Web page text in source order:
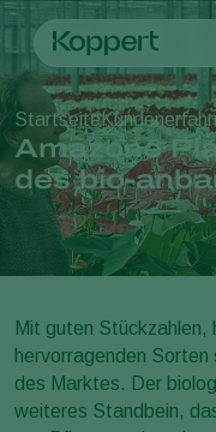
Produkte
Produkte
Krankheitsbekämpfung
Bestäubung
Pflanzenhilfsmittel
Ausbringtechnik
Kulturpflanzen
Gemüse (geschützter
Zierpflanzen
Freilandgemüse
Landwirtschaftliche
Schädlinge
Schädlinge und
Pflanzenschädlinge
Pflanzenkrankheiten
Über Koppert
Über Koppert
Über Koppert
News & Infos
Kontakt
Koppert One
Suche
Startseite
Amazone
des bio-
Mit guten Stückzahlen,
hervorragenden
des Marktes. Der
weiteres Standbein,